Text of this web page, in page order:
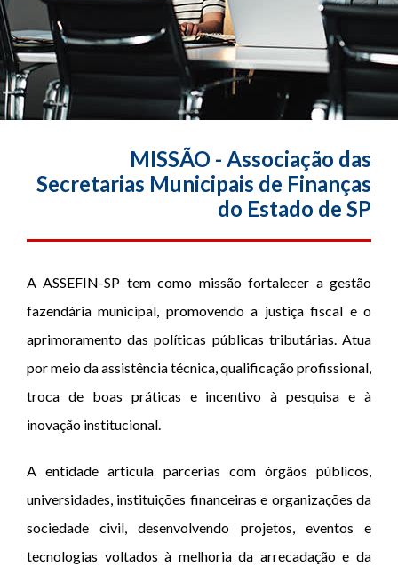
MISSÃO - Associação das
Secretarias Municipais de Finanças
do Estado de SP
A ASSEFIN-SP tem como missão fortalecer a gestão
fazendária municipal, promovendo a justiça fiscal e o
aprimoramento das políticas públicas tributárias. Atua
por meio da assistência técnica, qualificação profissional,
troca de boas práticas e incentivo à pesquisa e à
inovação institucional.
A entidade articula parcerias com órgãos públicos,
universidades, instituições financeiras e organizações da
sociedade civil, desenvolvendo projetos, eventos e
tecnologias voltados à melhoria da arrecadação e da